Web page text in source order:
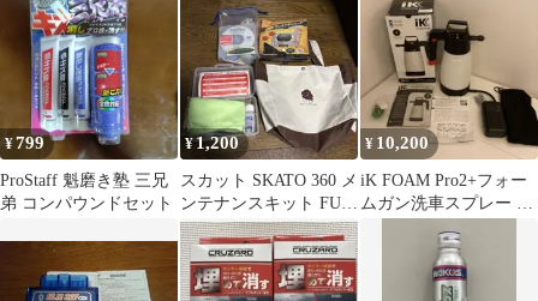
セット
¥799
ProStaff 魁磨き塾 三兄
弟 コンパウンドセット
¥1,200
スカット SKATO 360 メ
ンテナンスキット FU-
04 ガラスコーティング
¥ 10,200
iK FOAM Pro2+フォー
ムガン洗車スプレー +